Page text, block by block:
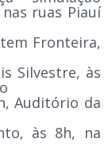
ruas Piauí
Fronteira,
Silvestre, às
Auditório da
às 8h, na